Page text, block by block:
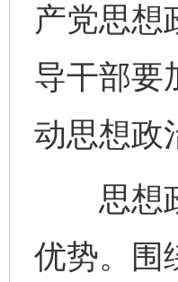
产党思想
导干部要
动思想政
思想政
优势。围